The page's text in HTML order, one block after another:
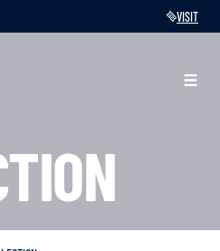
VISIT